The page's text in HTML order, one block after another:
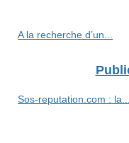
A la recherche d’un...
Sos-reputation.com : la...